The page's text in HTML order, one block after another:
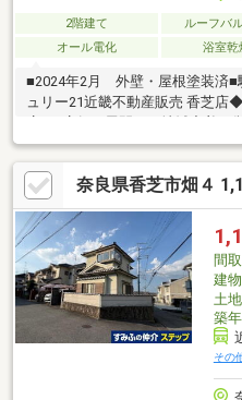
2階建て ルーフバ
オール電化
浴室乾
■2024年2月 外壁・屋根塗装済
ュリー21近畿不動産販売 香芝店
購入にあわせて、リフォームの
にも対応し、ご入居後の暮らし
トいたします。センチュリー21
し、ご購入後のアフターサービ
ようサポートいたします。◆住
もお気軽にご相談ください◆
奈良県香芝市畑４
間
建
土
築
その